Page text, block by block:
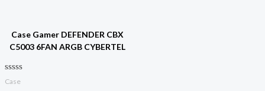
Case Gamer DEFENDER CBX
C5003 6FAN ARGB CYBERTEL
Valorado con
Case